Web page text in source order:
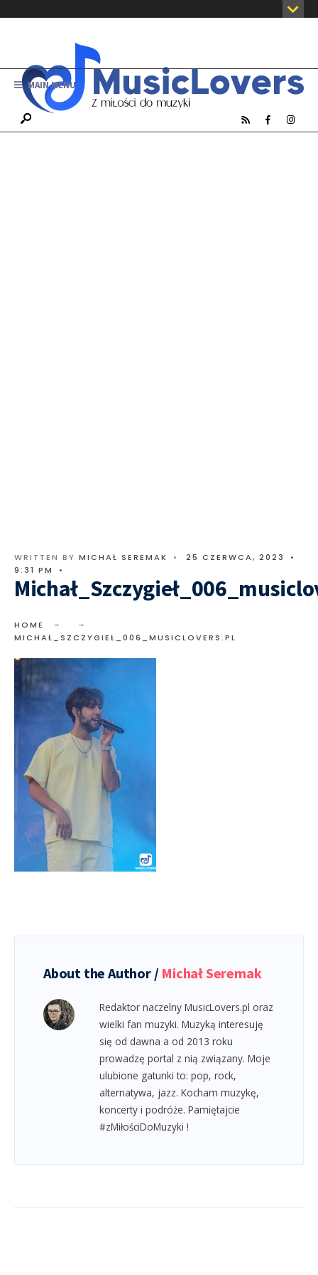
MAIN MENU
WRITTEN BY MICHAŁ SEREMAK • 25 CZERWCA, 2023
•
9:31 PM
•
HOME
MICHAŁ_SZCZYGIEŁ_006_MUSICLOVERS.PL
About the Author / Michał Seremak
Redaktor naczelny MusicLovers.pl oraz
wielki fan muzyki. Muzyką interesuję
się od dawna a od 2013 roku
prowadzę portal z nią związany. Moje
ulubione gatunki to: pop, rock,
alternatywa, jazz. Kocham muzykę,
koncerty i podróże. Pamiętajcie
#zMiłościDoMuzyki !